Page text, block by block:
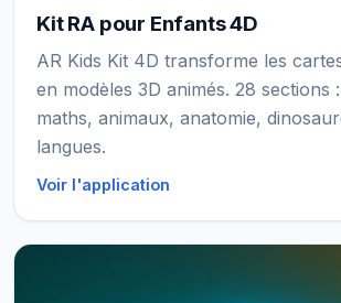
Kit RA pour Enfants 4D
AR Kids Kit 4D transforme les
en modèles 3D animés. 28 sections
maths, animaux, anatomie,
langues.
Voir l'application